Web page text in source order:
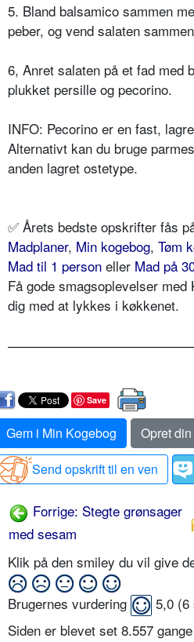
5. Bland balsamico sammen
peber, og vend salaten
6, Anret salaten på et fad med
plukket persille og pecorino.
INFO: Pecorino er en fast,
Alternativt kan du bruge
anden lagret ostetype.
✅ Årets bedste opskrifter fås
Madplaner, Min kogebog, Tøm
Mad til 1 person eller Mad på
Få gode smagsoplevelser
dig med at lykkes i køkkenet.
Save
Gem i Min Kogebog
Opret
Send opskrift til en ven
Forrige: Stegte grønsager
med sesam
Klik på den smiley du vil give
Brugernes vurdering 5,0 (6
Siden er blevet set 8.557